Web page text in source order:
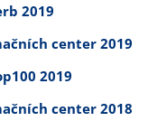
2019
center 2019
2019
center 2018